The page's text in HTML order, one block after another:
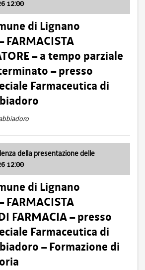
12:00
di Lignano
FARMACISTA
– a tempo parziale
– presso
Farmaceutica di
della presentazione delle
12:00
di Lignano
FARMACISTA
FARMACIA – presso
Farmaceutica di
– Formazione di